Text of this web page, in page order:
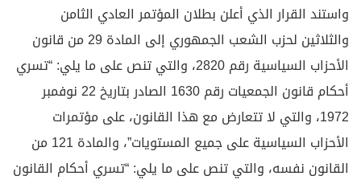
واستند القرار الذي أعلن بطلان المؤتمر العادي الثامن
والثلاثين لحزب الشعب الجمهوري إلى المادة 29 من قانون
الأحزاب السياسية رقم 2820، والتي تنص على ما يلي: “تسري
أحكام قانون الجمعيات رقم 1630 الصادر بتاريخ 22 نوفمبر
1972، والتي لا تتعارض مع هذا القانون، على مؤتمرات
الأحزاب السياسية على جميع المستويات”، والمادة 121 من
القانون نفسه، والتي تنص على ما يلي: “تسري أحكام القانون